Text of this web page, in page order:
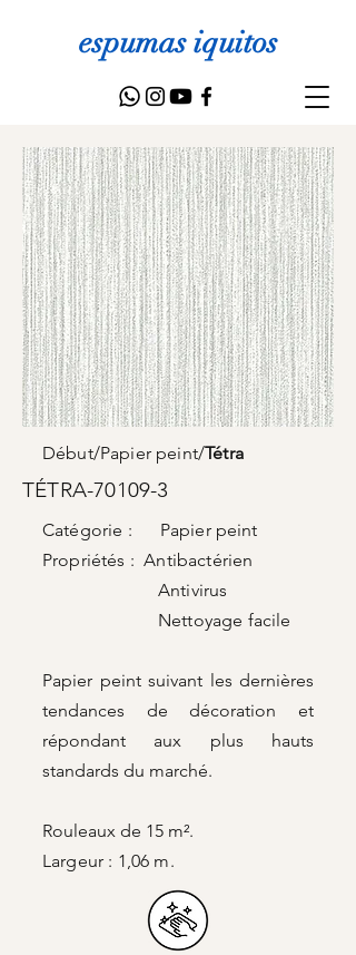
espumas iquitos
Début/Papier peint/Tétra
TÉTRA-70109-3
Catégorie : Papier peint
Propriétés : Antibactérien
Antivirus
Nettoyage facile
Papier peint suivant les dernières
tendances de décoration et
répondant aux plus hauts
standards du marché.
Rouleaux de 15 m².
Largeur : 1,06 m.